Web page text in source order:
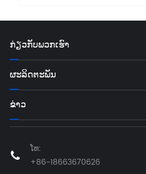
ກ່ຽວກັບພວກເຮົາ
ຜະລິດຕະພັນ
ຂ່າວ

ໂທ:
+86-18663670626